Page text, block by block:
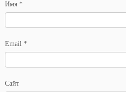
Имя *
Email *
Сайт